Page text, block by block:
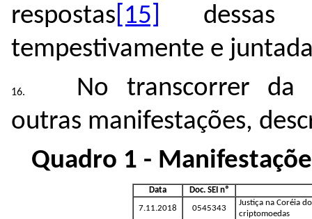
respostas [15]
dessas
tempestivamente e
No transcorrer da
outras manifestações,
Quadro 1 -
Data
Doc. SEI nº
7.11.2018
0545343
Justiça na Coréia
criptomoedas